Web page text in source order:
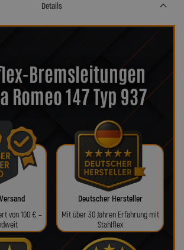
Details
Bremsleitungen
Romeo 147 Typ 937
von 100 € –
Deutscher Hersteller
Mit über 30 Jahren Erfahrung mit
Stahlflex